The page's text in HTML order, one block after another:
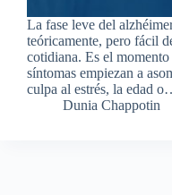
La fase leve del
teóricamente, pero fácil
cotidiana. Es el
síntomas empiezan a
culpa al estrés, la edad
Dunia Chappotin